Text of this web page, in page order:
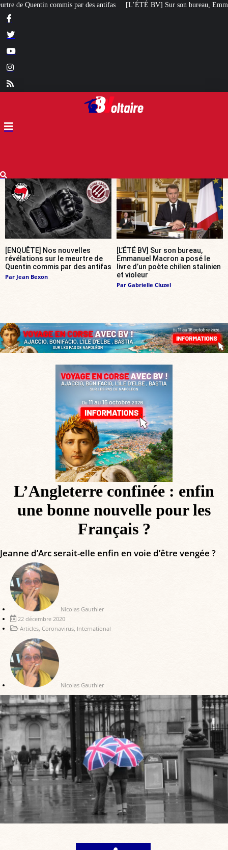
[L’ÉTÉ BV] Sur son bureau, Emmanuel Macron a posé le livre d’un
[ENQUÊTE] Nos nouvelles
révélations sur le meurtre de
Quentin commis par des antifas
Par Jean Bexon
[L’ÉTÉ BV] Sur son bureau,
Emmanuel Macron a posé le
livre d’un poète chilien stalinien
et violeur
Par Gabrielle Cluzel
L’Angleterre confinée : enfin
une bonne nouvelle pour les
Français ?
Jeanne d’Arc serait-elle enfin en voie d’être vengée ?
Nicolas Gauthier
22 décembre 2020
Articles, Coronavirus, International
Nicolas Gauthier